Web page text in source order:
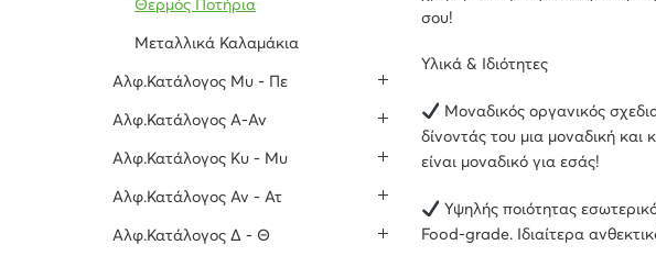
σου!
Υλικά & Ιδιότητες
Μοναδικός οργανικός
δίνοντάς του μια μοναδική και
είναι μοναδικό για εσάς!
Υψηλής ποιότητας
Food-grade. Ιδιαίτερα
Θερμός Ποτήρια
Μεταλλικά Καλαμάκια
Αλφ.Κατάλογος Μυ - Πε
Αλφ.Κατάλογος Α-Αν
Αλφ.Κατάλογος Κυ - Μυ
Αλφ.Κατάλογος Αν - Ατ
Αλφ.Κατάλογος Δ - Θ